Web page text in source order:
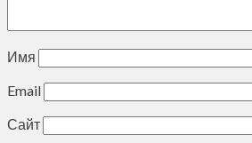
Имя
Email
Сайт